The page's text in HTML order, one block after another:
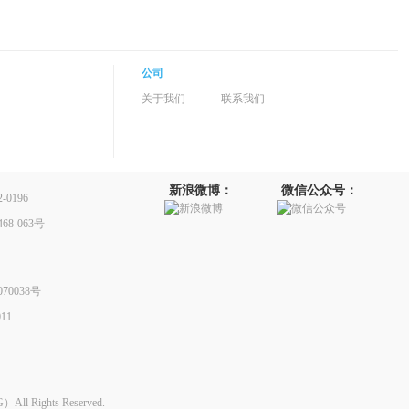
公司
关于我们
联系我们
0196
063号
号
新浪微博： 微信公众号：
All Rights Reserved.